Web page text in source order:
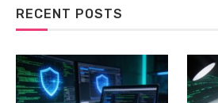
RECENT POSTS